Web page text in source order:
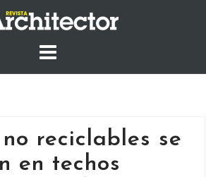
reciclables se
en techos